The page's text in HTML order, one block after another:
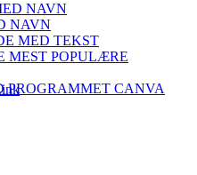
NAVN
NAVN
MED TEKST
POPULÆRE
PROGRAMMET CANVA